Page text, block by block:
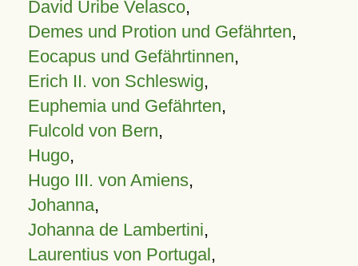
David Uribe Velasco,
Demes und Protion und Gefährten,
Eocapus und Gefährtinnen,
Erich II. von Schleswig,
Euphemia und Gefährten,
Fulcold von Bern,
Hugo,
Hugo III. von Amiens,
Johanna,
Johanna de Lambertini,
Laurentius von Portugal,